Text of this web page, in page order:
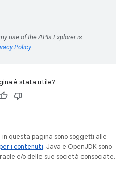
è stata utile?
questa pagina sono soggetti alle
i contenuti. Java e OpenJDK sono
e/o delle sue società consociate.